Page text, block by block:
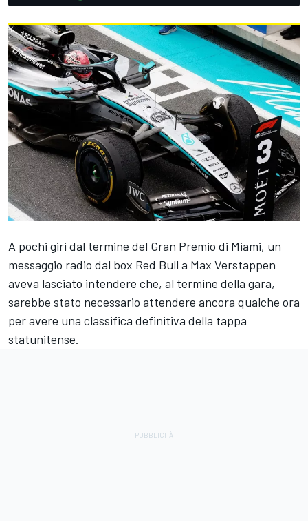
A pochi giri dal termine del Gran Premio di Miami, un
messaggio radio dal box Red Bull a Max Verstappen
aveva lasciato intendere che, al termine della gara,
sarebbe stato necessario attendere ancora qualche ora
per avere una classifica definitiva della tappa
statunitense.